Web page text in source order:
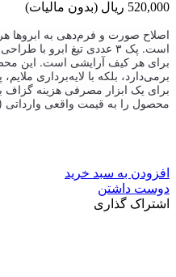
520,000 ریال
(بدون مالیات)
اصلاح صورت و فرم‌دهی به ابروها
است. پک ۳ عددی تیغ ابرو
برای هر کیف آرایشی است. این
برمی‌دارد، بلکه با لایه‌برداری
برای یک ابزار مصرفی هزینه گزاف
محصول را به قیمت واقعی وارداتی
افزودن به سبد خرید
دوست داشتن
اشتراک گذاری